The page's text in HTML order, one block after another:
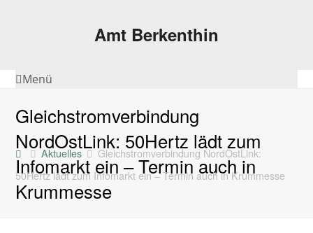
Amt Berkenthin
Menü
Gleichstromverbindung
NordOstLink: 50Hertz lädt zum
Infomarkt ein – Termin auch in
Krummesse
Aktuelles
Gleichstromverbindung NordOstLink:
50Hertz lädt zum Infomarkt ein – Termin auch in Krummesse